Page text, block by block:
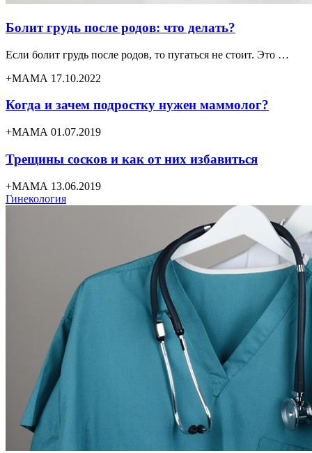
Болит грудь после родов: что делать?
Если болит грудь после родов, то пугаться не стоит. Это …
+МАМА 17.10.2022
Когда и зачем подростку нужен маммолог?
+МАМА 01.07.2019
Трещины сосков и как от них избавиться
+МАМА 13.06.2019
Гинекология